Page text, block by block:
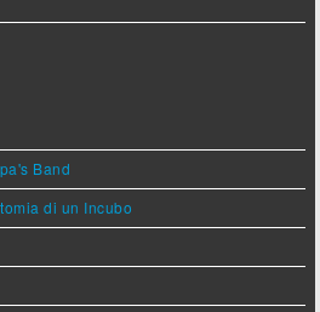
Band
di un Incubo